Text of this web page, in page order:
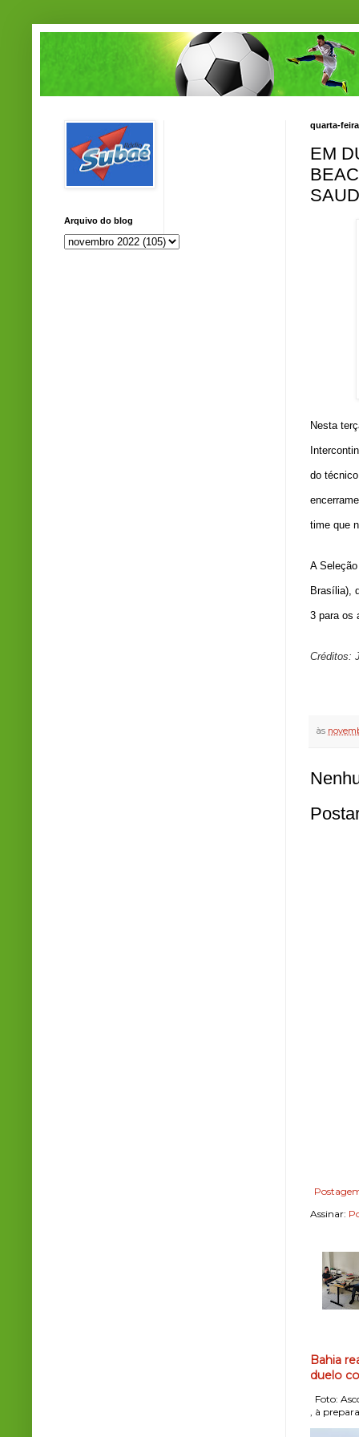
quarta-
EM
Nesta
do
time que
A
Brasília),
3 para os
Créditos:
às
Assinar:
Bahia
duelo
Foto:
, à
Arquivo do blog